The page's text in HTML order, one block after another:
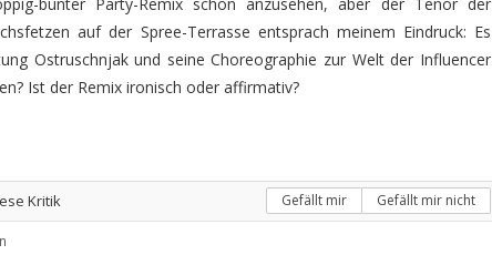
auf der Spree-Terrasse entsprach meinem Eindruck: Es
Ostruschnjak und seine Choreographie zur Welt der Influencer
Ist der Remix ironisch oder affirmativ?
Kritik Gefällt mir Gefällt mir nicht